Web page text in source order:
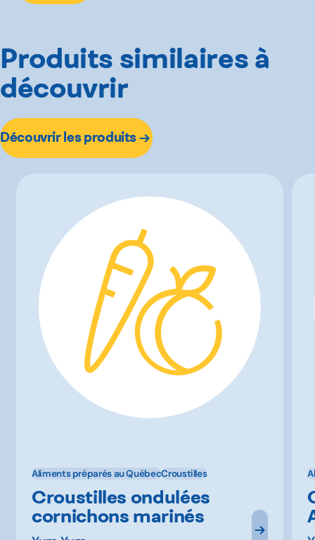
Produits similaires à
découvrir
Découvrir les produits
Aliments préparés au QuébecCroustilles
Croustilles ondulées
cornichons marinés